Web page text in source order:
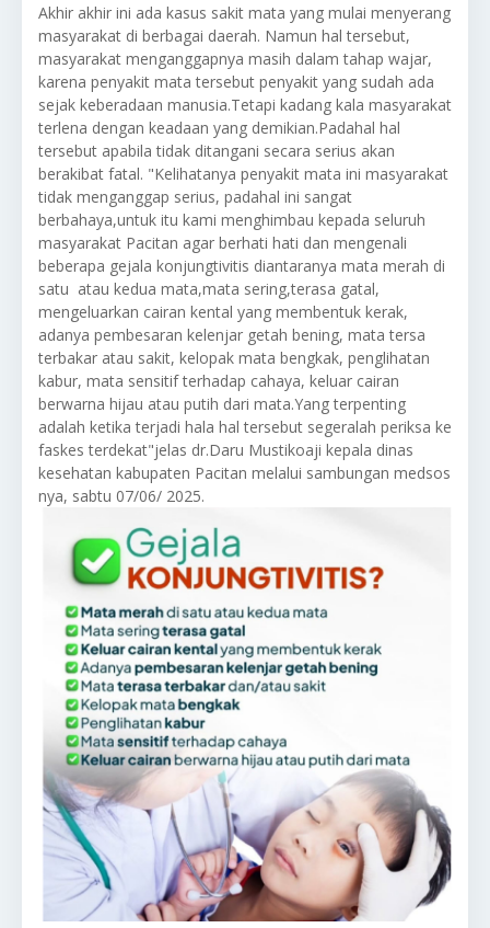
Akhir akhir ini ada kasus sakit mata yang mulai menyerang
masyarakat di berbagai daerah. Namun hal tersebut,
masyarakat menganggapnya masih dalam tahap wajar,
karena penyakit mata tersebut penyakit yang sudah ada
sejak keberadaan manusia.Tetapi kadang kala masyarakat
terlena dengan keadaan yang demikian.Padahal hal
tersebut apabila tidak ditangani secara serius akan
berakibat fatal. "Kelihatanya penyakit mata ini masyarakat
tidak menganggap serius, padahal ini sangat
berbahaya,untuk itu kami menghimbau kepada seluruh
masyarakat Pacitan agar berhati hati dan mengenali
beberapa gejala konjungtivitis diantaranya mata merah di
satu atau kedua mata,mata sering,terasa gatal,
mengeluarkan cairan kental yang membentuk kerak,
adanya pembesaran kelenjar getah bening, mata tersa
terbakar atau sakit, kelopak mata bengkak, penglihatan
kabur, mata sensitif terhadap cahaya, keluar cairan
berwarna hijau atau putih dari mata.Yang terpenting
adalah ketika terjadi hala hal tersebut segeralah periksa ke
faskes terdekat"jelas dr.Daru Mustikoaji kepala dinas
kesehatan kabupaten Pacitan melalui sambungan medsos
nya, sabtu 07/06/ 2025.